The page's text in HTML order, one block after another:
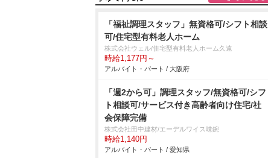
「福祉調理スタッフ」無資格可/シフト相談
可/住宅型有料老人ホーム
株式会社ウェル/住宅型有料老人ホーム久遠
時給1,177円～
アルバイト・パート / 大阪府
「週2から可」調理スタッフ/無資格可/シフ
ト相談可/サービス付き高齢者向け住宅/社
会保障完備
株式会社田中建材/エーデルワイス味鋺
時給1,140円
アルバイト・パート / 愛知県